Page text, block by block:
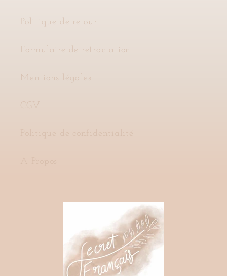
Politique de retour
Formulaire de retractation
Mentions légales
CGV
Politique de confidentialité